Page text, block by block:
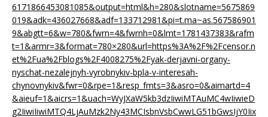
6171866453081085&output=html&h=280&slotname=5675869
019&adk=436027668&adf=133712981&pi=t.ma~as.567586901
9&abgtt=6&w=780&fwrn=4&fwrnh=0&lmt=1781437383&rafm
t=1&armr=3&format=780×280&url=https%3A%2F%2Fcensor.n
et%2Fua%2Fblogs%2F4008275%2Fyak-derjavni-organy-
nyschat-nezalejnyh-vyrobnykiv-bpla-v-interesah-
chynovnykiv&fwr=0&rpe=1&resp_fmts=3&asro=0&aimartd=4
&aieuf=1&aicrs=1&uach=WyJXaW5kb3dzIiwiMTAuMC4wIiwieD
g2IiwiIiwiMTQ4LjAuMzk2Ny43MCIsbnVsbCwwLG51bGwsIjY0Iix